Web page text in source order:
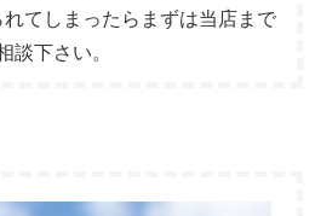
てしまったらまずは当店まで
談下さい。